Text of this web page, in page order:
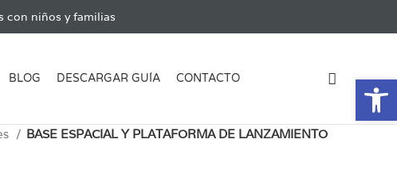
con niños y familias
BLOG DESCARGAR GUÍA CONTACTO
BASE ESPACIAL Y PLATAFORMA DE LANZAMIENTO